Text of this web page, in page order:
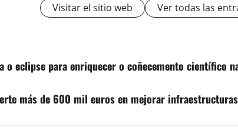
Visitar el sitio web Ver todas las
o eclipse para enriquecer o coñecemento científico
más de 600 mil euros en mejorar